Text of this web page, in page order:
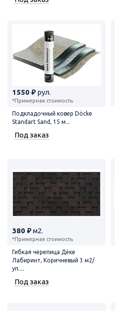
1550 ₽ рул.
*Примерная стоимость
Подкладочный ковер Döcke
Standart Sand, 15 м...
Под заказ
380 ₽м2.
*Примерная стоимость
Гибкая черепица Дёке
Лабиринт, Коричневый 3 м2/
уп....
Под заказ